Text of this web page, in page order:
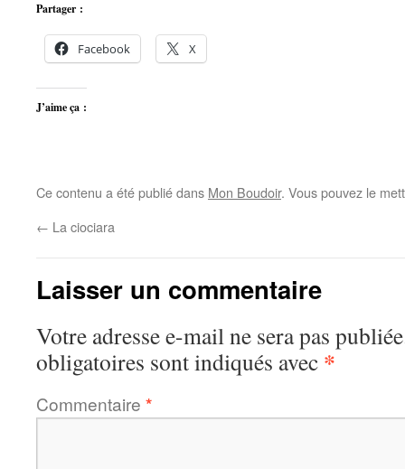
Partager :
Facebook X
J’aime ça :
Ce contenu a été publié dans Mon Boudoir. Vous pouvez le
← La ciociara
Laisser un commentaire
Votre adresse e-mail ne sera pas
obligatoires sont indiqués avec *
Commentaire *